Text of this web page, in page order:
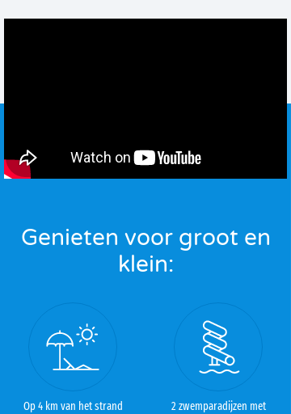
Genieten voor groot en
klein:
Op 4 km van het strand
2 zwemparadijzen met